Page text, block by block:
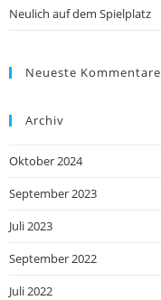
Neulich auf dem Spielplatz
Neueste Kommentare
Archiv
Oktober 2024
September 2023
Juli 2023
September 2022
Juli 2022